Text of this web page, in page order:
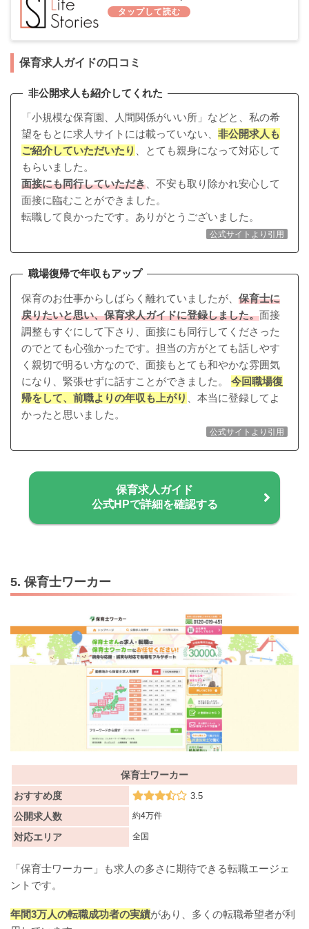
保育求人ガイドの口コミ
非公開求人も紹介してくれた
「小規模な保育園、人間関係がいい所」などと、私の希
望をもとに求人サイトには載っていない、 非公開求人も
ご紹介していただいたり
、とても親身になって対応して
もらいました。
面接にも同行していただき 、不安も取り除かれ安心して
面接に臨むことができました。
転職して良かったです。ありがとうございました。
公式サイトより引用
職場復帰で年収もアップ
保育のお仕事からしばらく離れていましたが、 保育士に
戻りたいと思い、保育求人ガイドに登録しました。面接
調整もすぐにして下さり、面接にも同行してくださった
のでとても心強かったです。担当の方がとても話しやす
く親切で明るい方なので、面接もとても和やかな雰囲気
になり、緊張せずに話すことができました。 今回職場復
帰をして、前職よりの年収も上がり
、本当に登録してよ
かったと思いました。
公式サイトより引用
保育求人ガイド
公式HPで詳細を確認する
5. 保育士ワーカー
保育士ワーカー
おすすめ度
3.5
公開求人数 約4万件
対応エリア 全国
「保育士ワーカー」も求人の多さに期待できる転職エージェ
ントです。
年間3万人の転職成功者の実績があり、多くの転職希望者が利